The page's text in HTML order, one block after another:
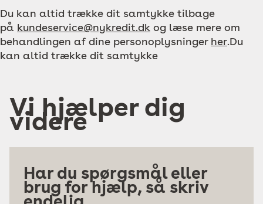
Du kan altid trække dit samtykke tilbage
på kundeservice@nykredit.dk og læse mere om
behandlingen af dine personoplysninger her.Du
kan altid trække dit samtykke
Vi hjælper dig
videre
Har du spørgsmål eller
brug for hjælp, så skriv